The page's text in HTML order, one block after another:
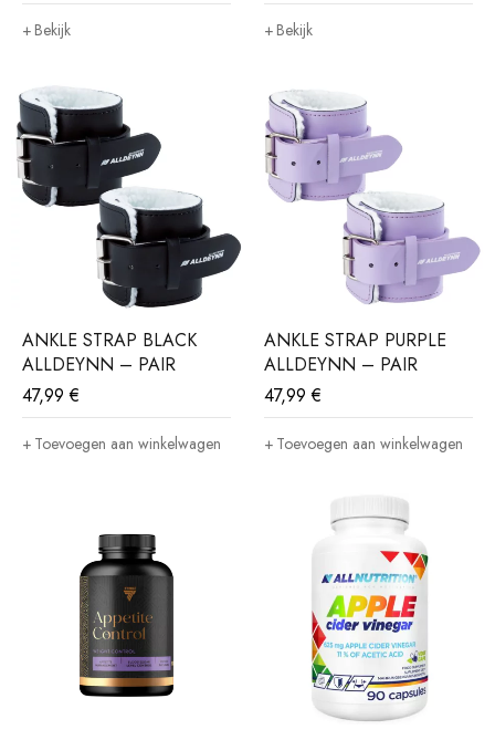
Bekijk Bekijk
ANKLE STRAP BLACK
ALLDEYNN – PAIR
47,99€
Toevoegen aan winkelwagen
ANKLE STRAP PURPLE
ALLDEYNN – PAIR
47,99€
Toevoegen aan winkelwagen